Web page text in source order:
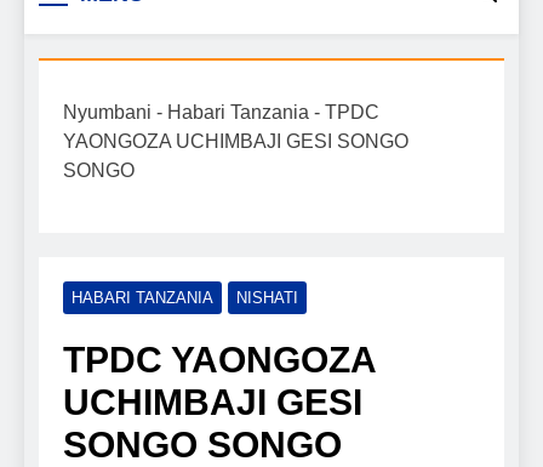
Tanzania
kilimo, mitindo, na burudani kwa Kiswahili,
mafanikio yako.
Nyumbani - Habari Tanzania - TPDC
YAONGOZA UCHIMBAJI GESI SONGO
SONGO
HABARI TANZANIA NISHATI
TPDC YAONGOZA
UCHIMBAJI GESI
SONGO SONGO